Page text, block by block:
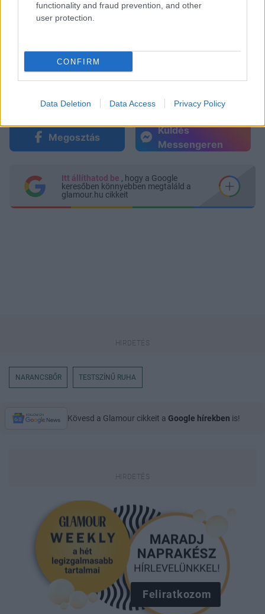
functionality and fraud prevention, and other
user protection.
CONFIRM
Data Deletion Data Access Privacy Policy
Megosztás
Küldés
Messengeren
Itt állíthatod be , hogy a Google
keresőben könnyebben megtaláld a
glamour.hu cikkeit
NARANCSBŐR TESTSZÍNŰ RUHA
Kövesd a Glamour cikkeit a Google hírekben is!
Feliratkozom